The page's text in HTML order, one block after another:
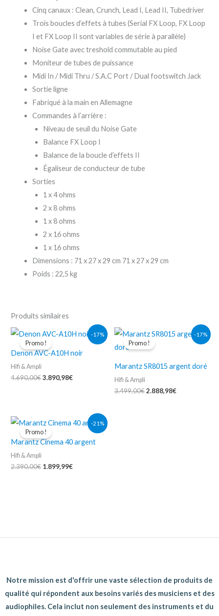
Cinq canaux : Clean, Crunch, Lead I, Lead II, Tubedriver
Trois boucles d’effets à tubes (Serial FX Loop, FX Loop
I et FX Loop II sont variables de série à parallèle)
Noise Gate avec treshold commutable au pied
Moniteur de tubes de puissance
Midi In / Midi Thru / S.A.C Port / Dual footswitch Jack
Sortie ligne
Fabriqué à la main en Allemagne
Commandes à l’arrière :
Niveau de seuil du Noise Gate
Balance FX Loop I
Balance de la boucle d’effets II
Égaliseur de conducteur de tube
Sorties
1 x 4 ohms
2 x 8 ohms
1 x 8 ohms
2 x 16 ohms
1 x 16 ohms
Dimensions : 71 x 27 x 29 cm 71 x 27 x 29 cm
Poids : 22,5 kg
Produits similaires
-17%
Promo !
Denon AVC-A10H noir
Hifi & Ampli
4.690,00€
Le
prix
initial
était :
3.890,98€
Le
prix
est :
-17%
Promo !
Marantz SR8015 argent doré
Hifi & Ampli
3.499,00€
Le
prix
initial
3.499,00€.
2.888,98€
prix
2.888,98€.
-21%
Promo !
Marantz Cinema 40 argent
Hifi & Ampli
2.390,00€
Le
prix
initial
était :
1.899,99€
Le
prix
est :
Notre mission est d'offrir une vaste sélection de produits de
qualité qui répondent aux besoins variés des musiciens et des
audiophiles. Cela inclut non seulement des instruments et du